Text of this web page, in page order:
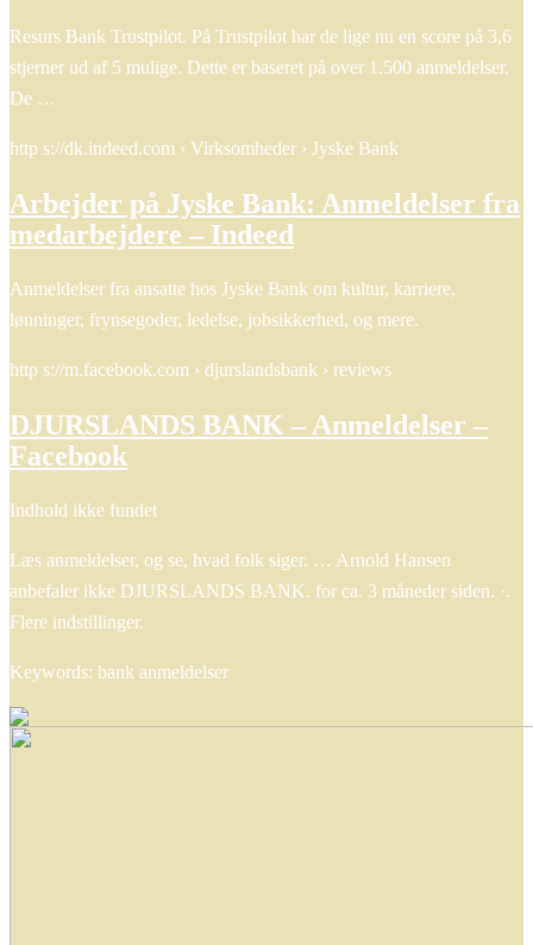
Resurs Bank Trustpilot. På Trustpilot har de lige nu en score på 3,6
stjerner ud af 5 mulige. Dette er baseret på over 1.500 anmeldelser.
De …
http s://dk.indeed.com › Virksomheder › Jyske Bank
Arbejder på Jyske Bank: Anmeldelser fra
medarbejdere – Indeed
Anmeldelser fra ansatte hos Jyske Bank om kultur, karriere,
lønninger, frynsegoder, ledelse, jobsikkerhed, og mere.
http s://m.facebook.com › djurslandsbank › reviews
DJURSLANDS BANK – Anmeldelser –
Facebook
Indhold ikke fundet
Læs anmeldelser, og se, hvad folk siger. … Arnold Hansen
anbefaler ikke DJURSLANDS BANK. for ca. 3 måneder siden. ·.
Flere indstillinger.
Keywords: bank anmeldelser